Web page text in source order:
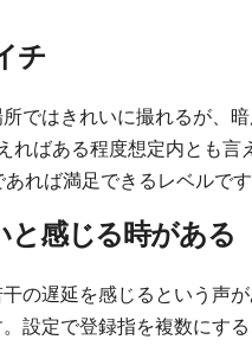
チ
ではきれいに撮れるが、
ればある程度想定内とも
れば満足できるレベルです
と感じる時がある
の遅延を感じるという声
設定で登録指を複数にす